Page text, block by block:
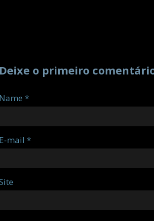
Deixe o primeiro
Name *
E-mail *